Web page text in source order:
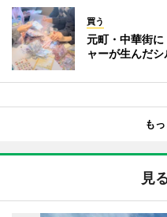
買う
元町・中華街
ャーが生んだ
も
見